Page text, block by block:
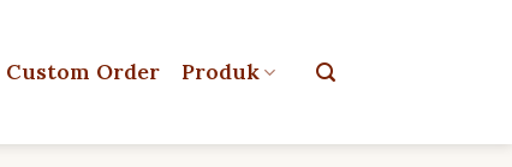
Custom Order Produk